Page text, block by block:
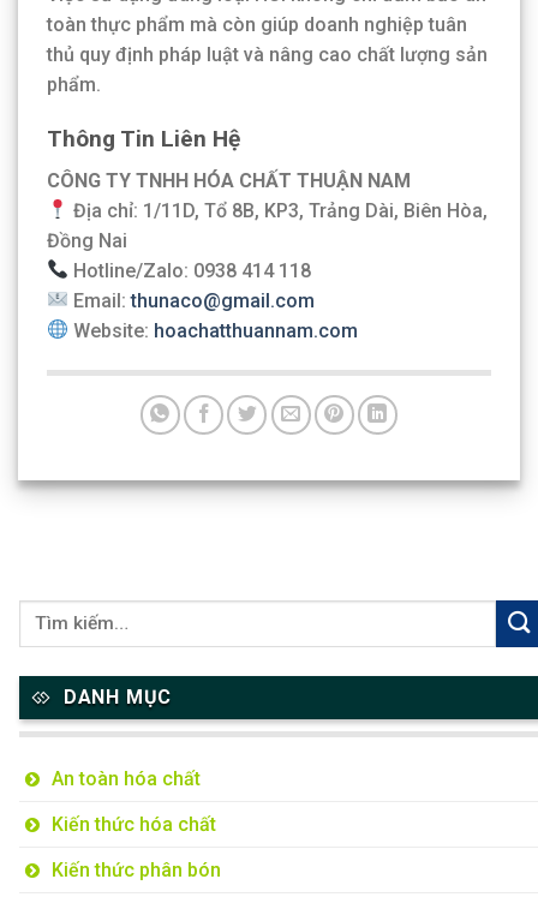
toàn thực phẩm mà còn giúp doanh nghiệp tuân
thủ quy định pháp luật và nâng cao chất lượng sản
phẩm.
Thông Tin Liên Hệ
CÔNG TY TNHH HÓA CHẤT THUẬN NAM
Địa chỉ: 1/11D, Tổ 8B, KP3, Trảng Dài, Biên Hòa,
Đồng Nai
Hotline/Zalo: 0938 414 118
Email:thunaco@gmail.com
Website: hoachatthuannam.com
DANH MỤC
An toàn hóa chất
Kiến thức hóa chất
Kiến thức phân bón